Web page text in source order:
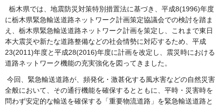
栃木県では、地震防災対策特別措置法に基づき、平成8(1996)年度
に栃木県緊急輸送道路ネットワーク計画策定協議会での検討を踏ま
え、栃木県緊急輸送道路ネットワーク計画を策定し、これまで東日
本大震災や新たな道路整備などの社会情勢に対応するため、平成
23(2011)年度と平成28(2016)年度に計画を改定し、震災時における
道路ネットワーク機能の充実強化を図ってきました。
今回、緊急輸送道路が、頻発化・激甚化する風水害などの自然災害
全般において、その通行機能を確保するとともに、平時・災害時を
問わず安定的な輸送を確保する「重要物流道路」を緊急輸送道路と